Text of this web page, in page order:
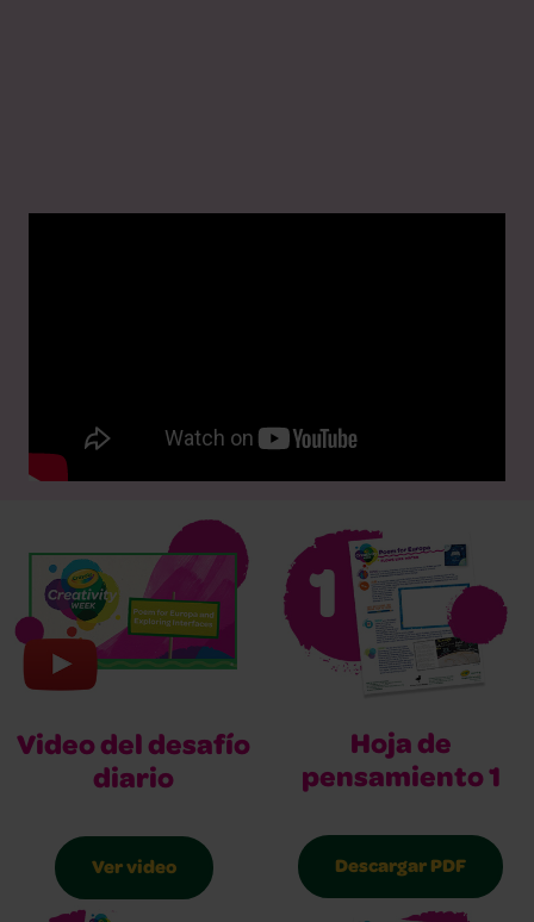
Video del desafío
diario
Ver video
Hoja de
pensamiento 1
Descargar PDF